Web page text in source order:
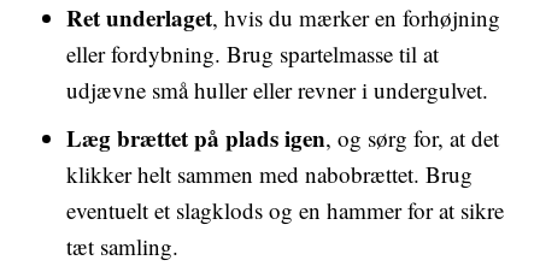
Ret underlaget, hvis du mærker en forhøjning
eller fordybning. Brug spartelmasse til at
udjævne små huller eller revner i undergulvet.
Læg brættet på plads igen, og sørg for, at det
klikker helt sammen med nabobrættet. Brug
eventuelt et slagklods og en hammer for at sikre
tæt samling.